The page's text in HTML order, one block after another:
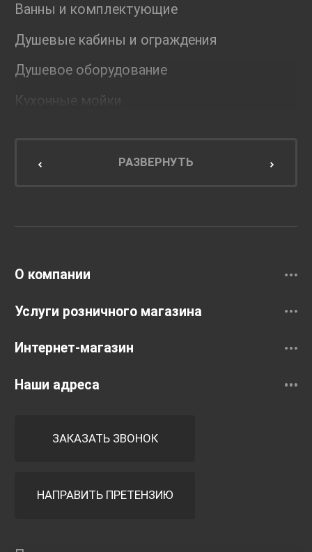
Ванны и комплектующие
Душевые кабины и ограждения
Душевое оборудование
Кухонные мойки
Мебель для кухниРАЗВЕРНУТЬ
О компании
Услуги розничного магазина
Интернет-магазин
Наши адреса
ЗАКАЗАТЬ ЗВОНОК
НАПРАВИТЬ ПРЕТЕНЗИЮ